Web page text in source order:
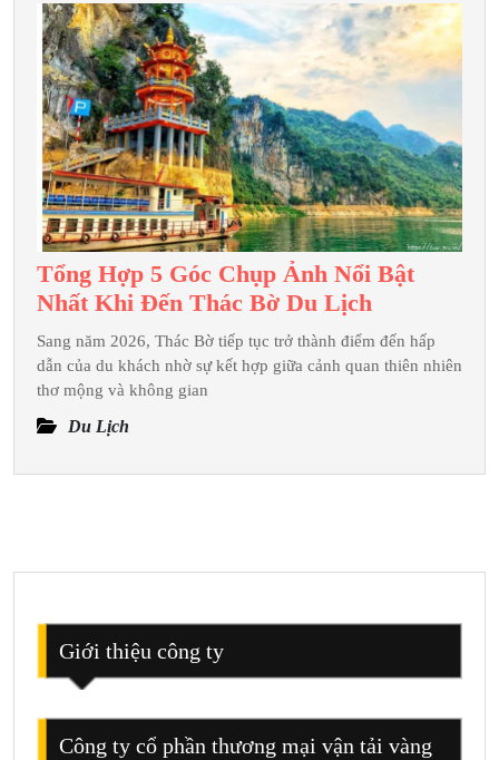
Hà
Giang
2
1
Đêm
Tổng Hợp 5 Góc Chụp Ảnh Nổi Bật
Nhất Khi Đến Thác Bờ Du Lịch
Hợp
5
Nổi
Thác
Du
Sang năm 2026, Thác Bờ tiếp tục trở thành điểm đến hấp
dẫn của du khách nhờ sự kết hợp giữa cảnh quan thiên nhiên
thơ mộng và không gian
Du Lịch
Giới thiệu công ty
Công ty cổ phần thương mại vận tải vàng